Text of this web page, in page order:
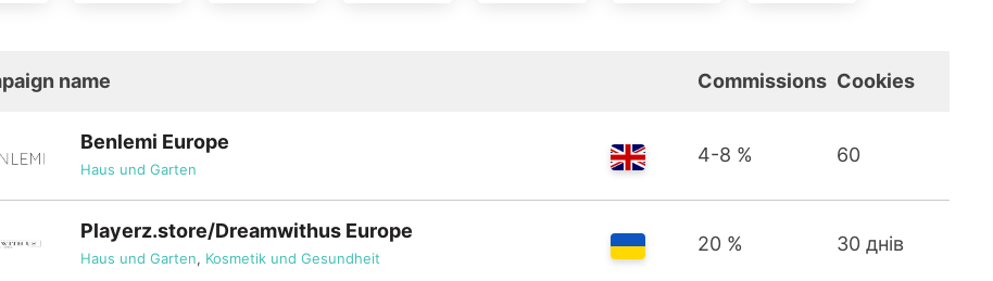
name Commissions Cookies
Benlemi Europe
Haus und Garten
4-8 % 60
Playerz.store/Dreamwithus Europe
Haus und Garten, Kosmetik und Gesundheit
20 % 30 днів